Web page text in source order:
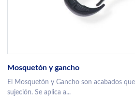
Mosquetón y gancho
El Mosquetón y Gancho son acabados
sujeción. Se aplica a...